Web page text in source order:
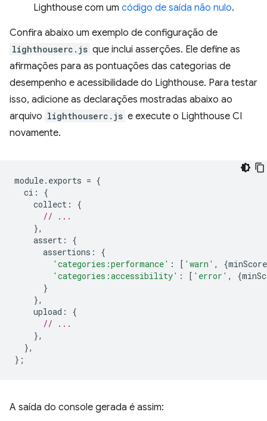
Lighthouse com um código de saída não nulo.
Confira abaixo um exemplo de configuração de
lighthouserc.js que inclui asserções. Ele define as
afirmações para as pontuações das categorias de
desempenho e acessibilidade do Lighthouse. Para testar
isso, adicione as declarações mostradas abaixo ao
arquivo lighthouserc.js e execute o Lighthouse CI
novamente.
module. exports = {
ci :
{
collect :
{
// ...
},
assert :
{
assertions :
{
'categories:performance' : [ 'warn' , {minScore
'categories:accessibility' : [ 'error' , {
}
},
upload :
{
// ...
},
},
};
A saída do console gerada é assim: